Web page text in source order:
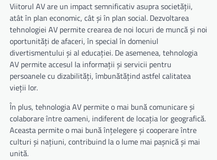
Viitorul AV are un impact semnificativ asupra societății,
atât în plan economic, cât și în plan social. Dezvoltarea
tehnologiei AV permite crearea de noi locuri de muncă și noi
oportunități de afaceri, în special în domeniul
divertismentului și al educației. De asemenea, tehnologia
AV permite accesul la informații și servicii pentru
persoanele cu dizabilități, îmbunătățind astfel calitatea
vieții lor.
În plus, tehnologia AV permite o mai bună comunicare și
colaborare între oameni, indiferent de locația lor geografică.
Aceasta permite o mai bună înțelegere și cooperare între
culturi și națiuni, contribuind la o lume mai pașnică și mai
unită.